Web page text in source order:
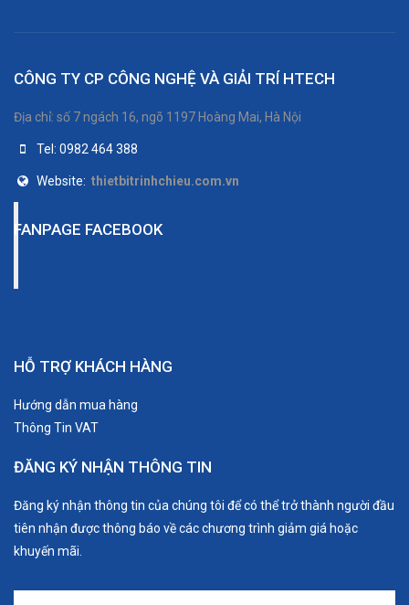
CÔNG TY CP CÔNG NGHỆ VÀ GIẢI TRÍ HTECH
Địa chỉ: số 7 ngách 16, ngõ 1197 Hoàng Mai, Hà Nội
Tel: 0982 464 388
Website: thietbitrinhchieu.com.vn
FANPAGE FACEBOOK
HỖ TRỢ KHÁCH HÀNG
Hướng dẫn mua hàng
Thông Tin VAT
ĐĂNG KÝ NHẬN THÔNG TIN
Đăng ký nhận thông tin của chúng tôi để có thể trở thành người đầu
tiên nhận được thông báo về các chương trình giảm giá hoặc
khuyến mãi.